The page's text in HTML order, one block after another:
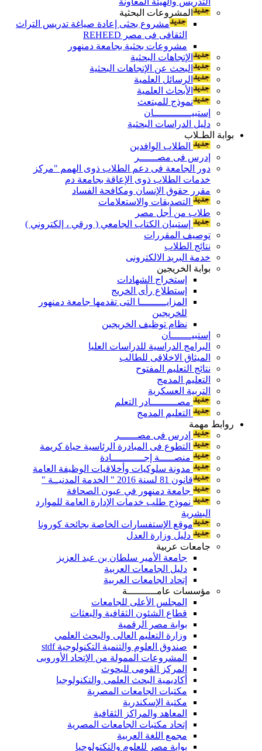
المشروعات البحثية
مشروع بحثى إعادة صياغة تدريس التراث
الثقافى فى مصر REHEED
مشروعات بحثية بجامعة دمنهور
الإتجاهات البحثية
البحث عن الإتجاهات البحثية
الرسائل العلمية
الأبحاث العلمية
نموذج للمبتعث
إستبيـــــــــــــان
دليل الدراسات البحثية
بوابة الطـلاب
الطلاب الوافدين
إدرس فى مصــــــر
دور الجامعة فى دعم الطلاب ذوى الهمم "مركز
خدمات الطلاب ذوى الإعاقة بجامعة دم
مقرر حقوق الإنسان ومكافحة الفساد
التصديقات والاستعلامات
طلاب من أجل مصر
إستبيان الكتاب الجامعي ( ورقي ، إلكتروني )
توصيف المقررات
نتائج الطلاب
خدمة البريد الالكترونى
بوابة الخريجين
إستخراج الشهادات
إستطلاع رأى الخريج
المزايـــــــــا التى تقدمها جامعة دمنهور
للخريجين
نظام توظيف الخريجين
إستبيـــــــان
البرامج الدراسية للدراسات العليا
الميثاق الاخلاقى للطالب
نتائج التعليم المفتوح
التعليم المدمج
التربية العسكرية
مصـــــــــادر التعلم
التعليم المدمج
روابط مهمة
إدرس فى مصــــــر
التطوع فى المبادرة الرئاسية حياة كريمة
منصـــــة إجـــــــــــادة
مدونة سلوكيات وأخلاقيات الوظيفة العامة
قانون 81 لسنة 2016 " الخدمة المدنيــة "
جامعة دمنهور في عيون الصحافة
نموذج طلب خدمات الإدارة العامة للموارد
البشرية
موقع الإستفسارات الخاصة بجائحة كورونا
دليل وزارة العدل
جامعات عربية
جامعة الأمير سلطان بن عبد العزيز
دليل الجامعات العربية
إتحاد الجامعات العربية
مؤسسات عامــــــــــة
المجلس الأعلى للجامعات
قطاع الشئون الثقافية والبعثات
بوابة مصر الرقمية
وزارة التعليم العالى والبحث العلمي
صندوق العلوم والتنمية التكنولوجية stdf
المشروعات الممولة من الإتحاد الأوروبى
المركز القومى للبحوث
أكاديمية البحث العلمى والتكنولوجيا
مكتبات الجامعات المصرية
مكتبة الإسكندرية
المعاهد والمراكز الثقافية
إتحاد مكتبات الجامعات المصرية
مجمع اللغة العربية
بوابة مصر للعلوم والتكتولوجيا